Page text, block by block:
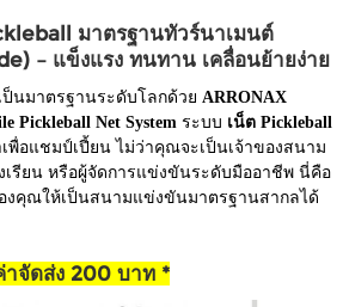
มาตรฐานทัวร์นาเมนต์
– แข็งแรง ทนทาน เคลื่อนย้ายง่าย
นมาตรฐานระดับโลกด้วย ARRONAX
Pickleball Net System ระบบ เน็ต Pickleball
พื่อแชมป์เปี้ยน ไม่ว่าคุณจะเป็นเจ้าของสนาม
เรียน หรือผู้จัดการแข่งขันระดับมืออาชีพ นี่คือ
คุณให้เป็นสนามแข่งขันมาตรฐานสากลได้
จัดส่ง 200 บาท *